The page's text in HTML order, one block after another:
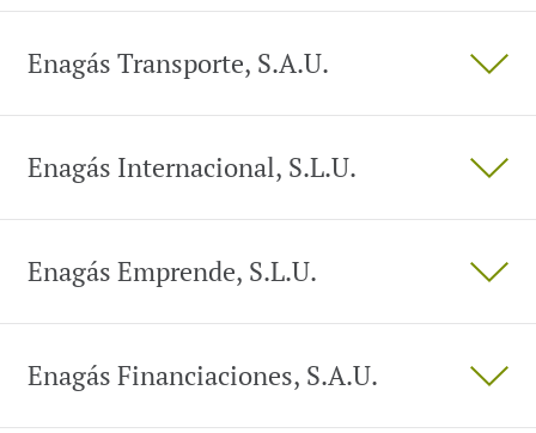
Enagás Transporte, S.A.U.
Enagás Internacional, S.L.U.
Enagás Emprende, S.L.U.
Enagás Financiaciones, S.A.U.